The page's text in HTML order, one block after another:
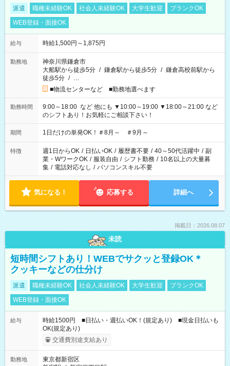
派遣 職種未経験OK 社会人未経験OK 大学生歓迎
ブランクOK
WEB登録・面接OK
給与 時給1,500円～1,875円
勤務地
神奈川県鎌倉市
大船駅から徒歩5分 / 鎌倉駅から徒歩5分 / 鎌倉高校前駅から
徒歩5分 / …
■物流センターなど ■勤務地選べます
勤務時間
9:00～18:00 など 他にも ▼10:00～19:00 ▼18:00～21:00 など
のシフトあり！お気軽にご相談下さい！
期間 1日だけの単発OK！＃8月～ ＃9月～
特徴 週1日からOK / 日払いOK / 履歴書不要 / 40～50代活躍中 / 副
業・WワークOK / 服装自由 / シフト勤務 / 10名以上の大量募
集 / 電話対応なし / パソコンスキル不要
気になる！ 応募する 詳細へ
掲載日：2026.08.07
未読
短時間シフトあり！WEBでサクッと登録OK＊
クッキーなどの仕分け
派遣 職種未経験OK 社会人未経験OK 大学生歓迎
ブランクOK
WEB登録・面接OK
給与
時給1500円 ■日払い・週払いOK！(規定あり) ■現金日払いも
OK(規定あり)
交通費別途支給あり
勤務地
東京都新宿区